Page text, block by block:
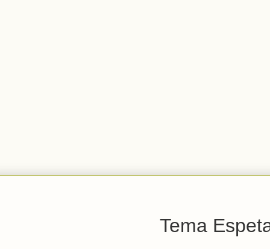
Tema